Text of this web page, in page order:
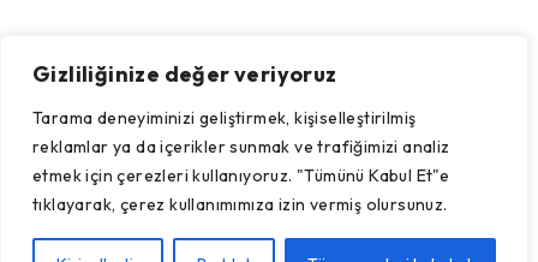
Gizliliğinize değer veriyoruz
Tarama deneyiminizi geliştirmek, kişiselleştirilmiş
reklamlar ya da içerikler sunmak ve trafiğimizi analiz
etmek için çerezleri kullanıyoruz. "Tümünü Kabul Et"e
tıklayarak, çerez kullanımımıza izin vermiş olursunuz.